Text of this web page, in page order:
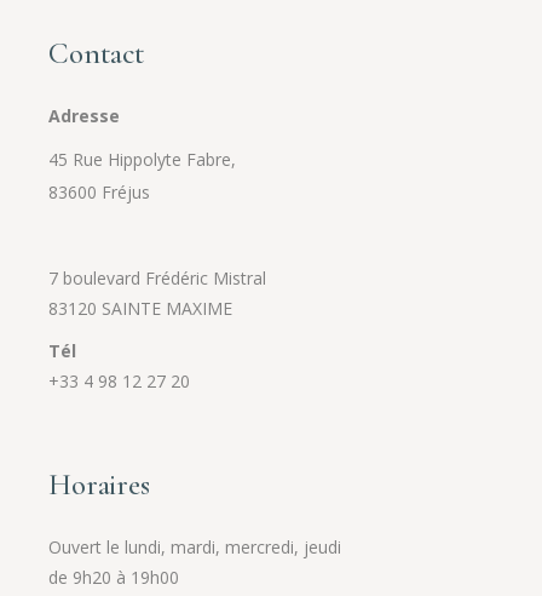
Contact
Adresse
45 Rue Hippolyte Fabre,
83600 Fréjus
7 boulevard Frédéric Mistral
83120 SAINTE MAXIME
Tél
+33 4 98 12 27 20
Horaires
Ouvert le lundi, mardi, mercredi, jeudi
de 9h20 à 19h00